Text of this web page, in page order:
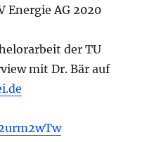
Energie AG 2020
der TU
mit Dr. Bär auf